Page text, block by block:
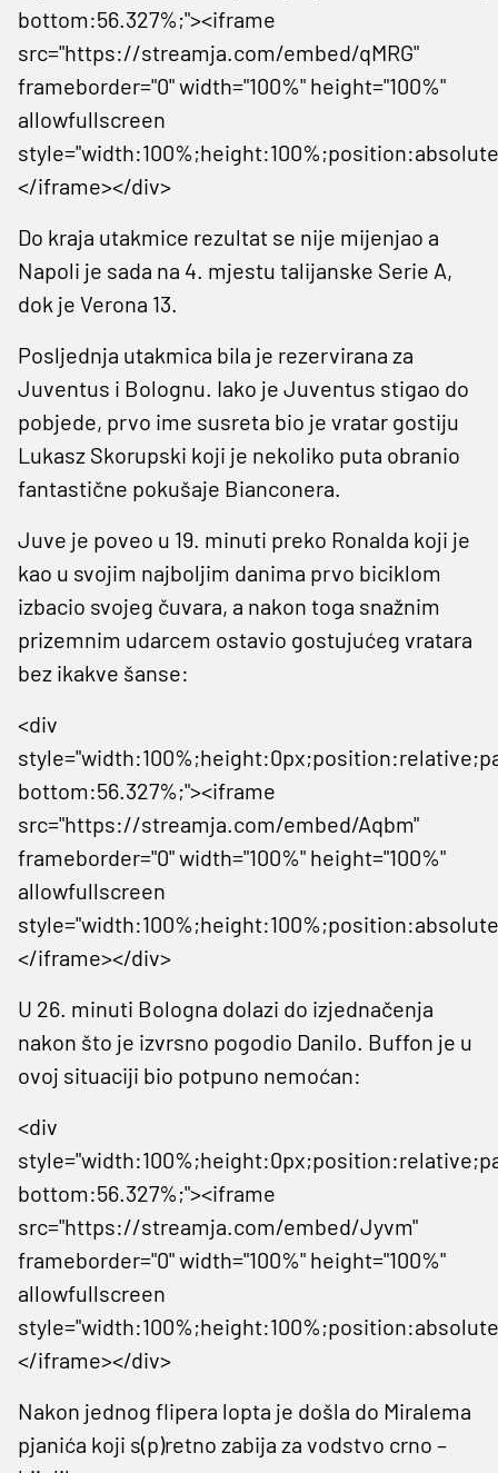
bottom:56.327%;"><iframe
src="https://streamja.com/embed/qMRG"
frameborder="0" width="100%" height="100%"
allowfullscreen
</iframe></div>
Do kraja utakmice rezultat se nije mijenjao a
Napoli je sada na 4. mjestu talijanske Serie A,
dok je Verona 13.
Posljednja utakmica bila je rezervirana za
Juventus i Bolognu. Iako je Juventus stigao do
pobjede, prvo ime susreta bio je vratar gostiju
Lukasz Skorupski koji je nekoliko puta obranio
fantastične pokušaje Bianconera.
Juve je poveo u 19. minuti preko Ronalda koji je
kao u svojim najboljim danima prvo biciklom
izbacio svojeg čuvara, a nakon toga snažnim
prizemnim udarcem ostavio gostujućeg vratara
bez ikakve šanse:
<div
bottom:56.327%;"><iframe
src="https://streamja.com/embed/Aqbm"
frameborder="0" width="100%" height="100%"
allowfullscreen
</iframe></div>
U 26. minuti Bologna dolazi do izjednačenja
nakon što je izvrsno pogodio Danilo. Buffon je u
ovoj situaciji bio potpuno nemoćan:
<div
bottom:56.327%;"><iframe
src="https://streamja.com/embed/Jyvm"
frameborder="0" width="100%" height="100%"
allowfullscreen
</iframe></div>
Nakon jednog flipera lopta je došla do Miralema
pjanića koji s(p)retno zabija za vodstvo crno –